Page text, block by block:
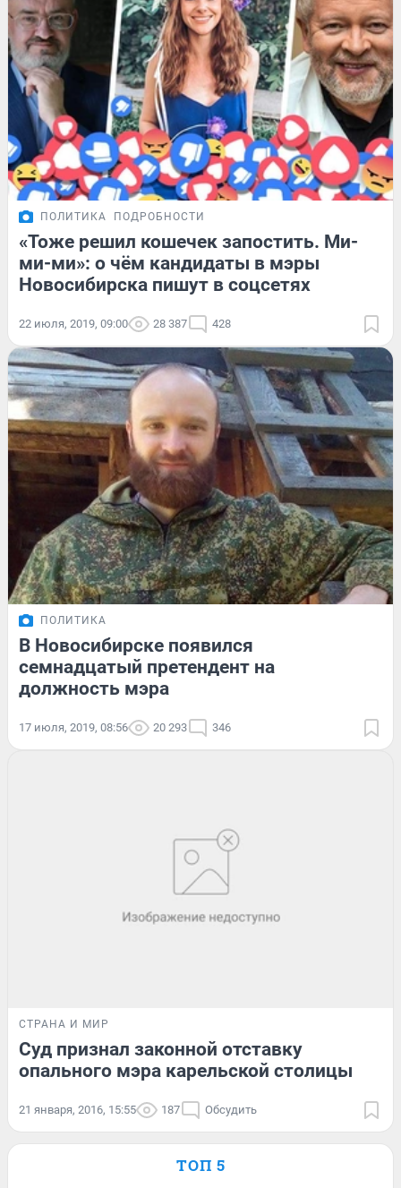
ПОЛИТИКА ПОДРОБНОСТИ
«Тоже решил кошечек запостить. Ми-
ми-ми»: о чём кандидаты в мэры
Новосибирска пишут в соцсетях
22 июля, 2019, 09:00 28 387 428
ПОЛИТИКА
В Новосибирске появился
семнадцатый претендент на
должность мэра
17 июля, 2019, 08:56 20 293 346
СТРАНА И МИР
Суд признал законной отставку
опального мэра карельской столицы
21 января, 2016, 15:55 187 Обсудить
ТОП 5